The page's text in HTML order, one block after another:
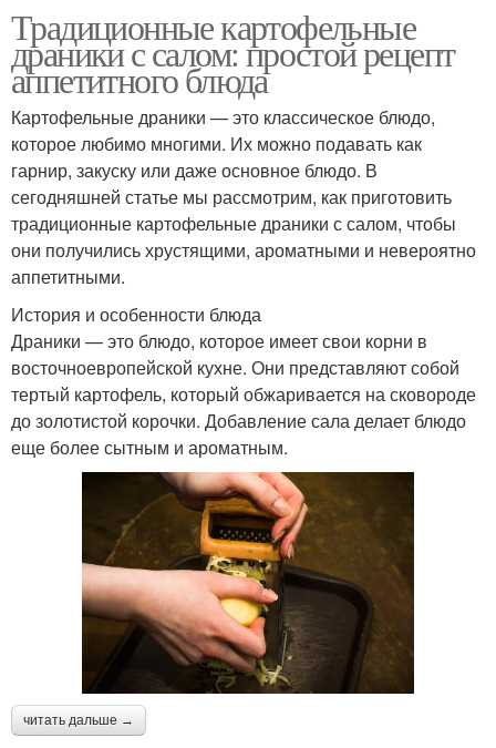
Традиционные картофельные
драники с салом: простой рецепт
аппетитного блюда
Картофельные драники — это классическое блюдо,
которое любимо многими. Их можно подавать как
гарнир, закуску или даже основное блюдо. В
сегодняшней статье мы рассмотрим, как приготовить
традиционные картофельные драники с салом, чтобы
они получились хрустящими, ароматными и невероятно
аппетитными.
История и особенности блюда
Драники — это блюдо, которое имеет свои корни в
восточноевропейской кухне. Они представляют собой
тертый картофель, который обжаривается на сковороде
до золотистой корочки. Добавление сала делает блюдо
еще более сытным и ароматным.
читать дальше →